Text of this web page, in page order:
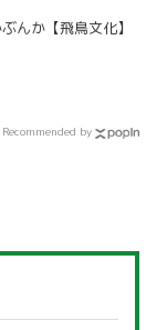
んか【飛鳥文化】
Recommended by